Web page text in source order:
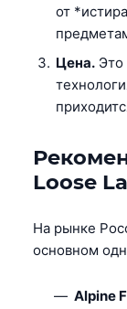
от
Цена.Это
Loose
На рынке
основном
Alpine